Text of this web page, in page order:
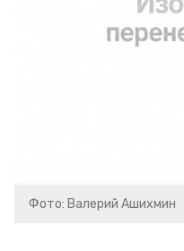
Фото: Валерий Ашихмин